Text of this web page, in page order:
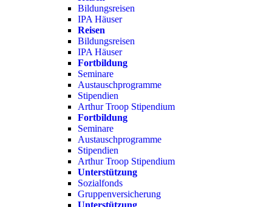
Bildungsreisen
IPA Häuser
Reisen
Bildungsreisen
IPA Häuser
Fortbildung
Seminare
Austauschprogramme
Stipendien
Arthur Troop Stipendium
Fortbildung
Seminare
Austauschprogramme
Stipendien
Arthur Troop Stipendium
Unterstützung
Sozialfonds
Gruppenversicherung
Unterstützung